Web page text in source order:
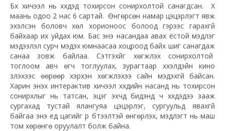
Бүх хичээл нь хүүхдэд тохирсон сонирхолтой санагдсан. Хүү
маань одоо 2 нас 6 сартай. Өнгөрсөн намар цэцэрлэгт явж
эхэлсэн боловч хөл хорионоос болоод гэрээс гарахгүй
байхаар их уйдах юм. Бас энэ насандаа авах ёстой мэдлэг
мэдээлэл сурч мэдэх юмнаасаа хоцроод байх шиг санагдаж
санаа зовж байлаа. Сэтгэхүйг хөгжүүлэх сонирхолтой
тоглоом авч өгч тоглуулах, зурагтаар хүүхэлдэйн кино
үзүүлэхээс өөрөөр хэрхэн хөгжүүлэхээ сайн мэдэхгүй байсан.
Харин энэхүү интерактив хичээл хүүхдийн насанд нь тохирсон
сонирхлыг нь татсан, эцэг эхчүүд бидэнд ч хүүхдэдээ зааж
сургахад тустай ялангуяа цэцэрлэг, сургуульд явахгүй
байгаа энэ үед цагийг үр бүтээлтэй өнгөрүүлэх, мэдлэгт нь маш
том хөрөнгө оруулалт болж байна.